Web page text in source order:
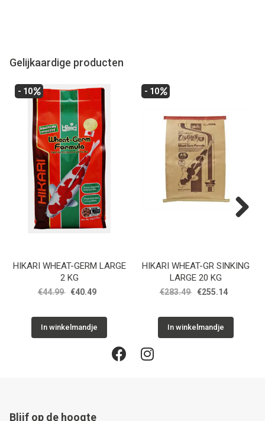
Gelijkaardige producten
- 10
HIKARI WHEAT-GERM LARGE
2 KG
€44.99 €40.49
In winkelmandje
- 10
HIKARI WHEAT-GR SINKING
LARGE 20 KG
€283.49 €255.14
In winkelmandje
Blijf op de hoogte